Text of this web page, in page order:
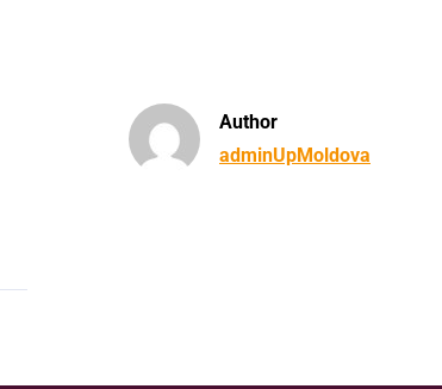
Author
adminUpMoldova